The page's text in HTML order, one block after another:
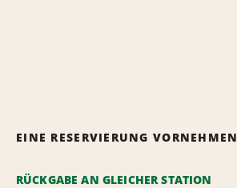
EINE RESERVIERUNG VORNEHMEN
RÜCKGABE AN GLEICHER STATION